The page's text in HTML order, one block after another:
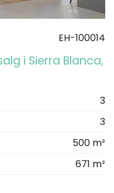
EH-100014
i Sierra Blanca,
3
3
500 m²
671 m²